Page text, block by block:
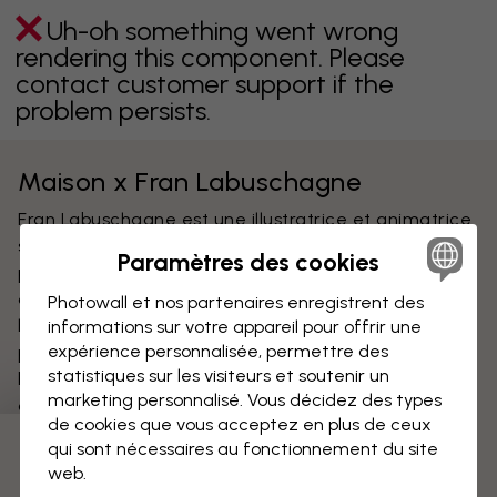
Uh-oh something went wrong
rendering this component. Please
contact customer support if the
problem persists.
Maison x Fran Labuschagne
Fran Labuschagne est une illustratrice et animatrice
sud-africaine. Ses créations sont souvent inspirées
par des thèmes ludiques et des notes d'humour,
affirmant son grand amour pour les personnages,
les couleurs douces, les voyages, et aussi un peu
pour le chocolat. Maison est un studio de design
basé à Johannesburg, composé d'une équipe
créative d'artistes, de designers et d'illustrateurs.
L'inspiration leur vient des magnifiques paysages de
l'Afrique du Sud, avec ses forêts luxuriantes, ses bois
enchanteurs et ses paysages de montagne
Paramètres des cookies
Photowall et nos partenaires enregistrent des
informations sur votre appareil pour offrir une
expérience personnalisée, permettre des
statistiques sur les visiteurs et soutenir un
marketing personnalisé. Vous décidez des types
de cookies que vous acceptez en plus de ceux
qui sont nécessaires au fonctionnement du site
web.